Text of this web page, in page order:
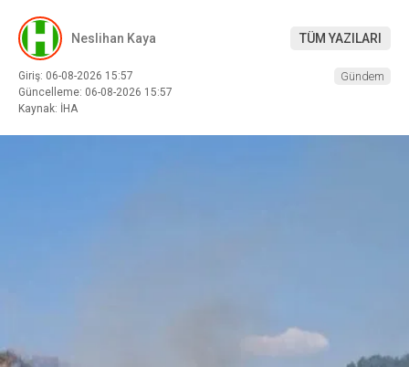
Neslihan Kaya TÜM YAZILARI
Giriş: 06-08-2026 15:57
Güncelleme: 06-08-2026 15:57
Kaynak: İHA
Gündem